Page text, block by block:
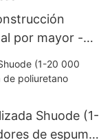
por mayor -
Shuode (1-
de espuma